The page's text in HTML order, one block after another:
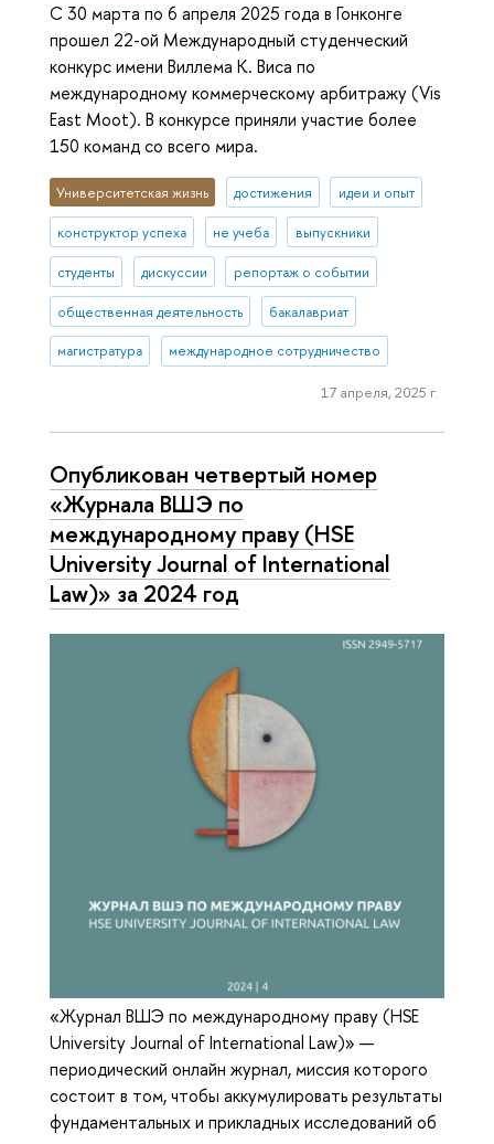
С 30 марта по 6 апреля 2025 года в Гонконге
прошел 22-ой Международный студенческий
конкурс имени Виллема К. Виса по
международному коммерческому арбитражу (Vis
East Moot). В конкурсе приняли участие более
150 команд со всего мира.
Университетская жизнь достижения идеи и опыт
конструктор успеха не учеба выпускники
студенты дискуссии репортаж о событии
общественная деятельность бакалавриат
магистратура международное сотрудничество
17 апреля, 2025 г.
Опубликован четвертый номер
«Журнала ВШЭ по
международному праву (HSE
University Journal of International
Law)» за 2024 год
«Журнал ВШЭ по международному праву (HSE
University Journal of International Law)» —
периодический онлайн журнал, миссия которого
состоит в том, чтобы аккумулировать результаты
фундаментальных и прикладных исследований об